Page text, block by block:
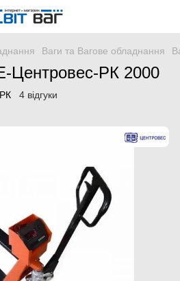
Ваги та Вагове обладнання
Центровес-РК 2000
4 відгуки